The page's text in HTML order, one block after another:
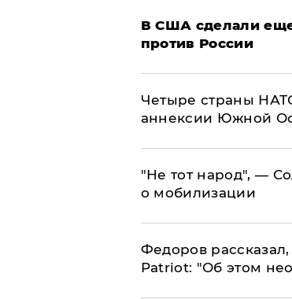
В США сделали
против России
Четыре страны
аннексии Южной
​"Не тот народ", —
о мобилизации
Федоров
Patriot: "Об этом